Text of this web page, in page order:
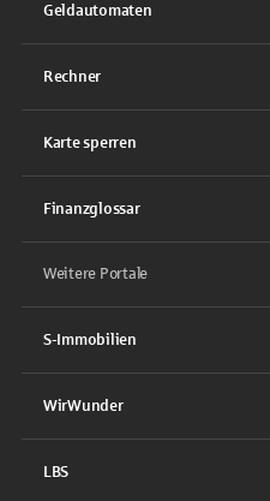
Geldautomaten
Rechner
Karte sperren
Finanzglossar
Weitere Portale
S-Immobilien
WirWunder
LBS